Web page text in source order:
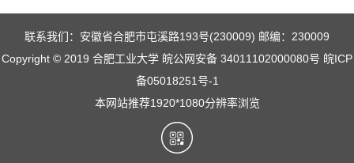
联系我们：安徽省合肥市屯溪路193号(230009) 邮编：230009
Copyright © 2019 合肥工业大学 皖公网安备 34011102000080号 皖ICP
备05018251号-1
本网站推荐1920*1080分辨率浏览